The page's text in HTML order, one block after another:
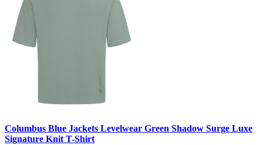
Columbus Blue Jackets Levelwear Green Shadow Surge Luxe
Signature Knit T-Shirt